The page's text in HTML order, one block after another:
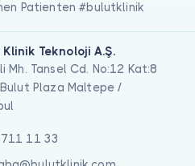
Patienten #bulutklinik
Klinik Teknoloji A.Ş.
Mh. Tansel Cd. No:12 Kat:8
Bulut Plaza Maltepe /
11 33